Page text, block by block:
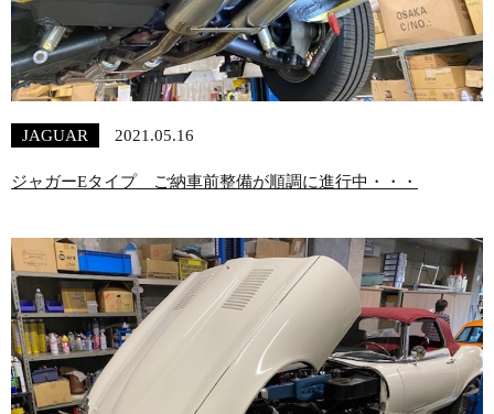
JAGUAR 2021.05.16
ジャガーEタイプ ご納車前整備が順調に進行中・・・